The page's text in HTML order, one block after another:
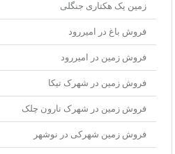
زمین یک هکتاری جنگلی
فروش باغ در امیررود
فروش زمین در امیررود
فروش زمین در شهرک تیکا
فروش زمین در شهرک نارون چلک
فروش زمین شهرکی در نوشهر